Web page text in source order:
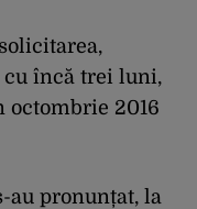
cu încă trei luni,
octombrie 2016
au pronunțat, la